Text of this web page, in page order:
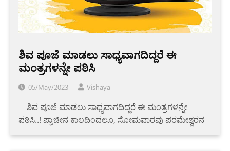
ಶಿವ ಪೂಜೆ ಮಾಡಲು ಸಾಧ್ಯವಾಗದಿದ್ದರೆ ಈ
ಮಂತ್ರಗಳನ್ನೇ ಪಠಿಸಿ
05/May/2023 Vishaya
‌ ‌ ‌ ‌ ‌ಶಿವ ಪೂಜೆ ಮಾಡಲು ಸಾಧ್ಯವಾಗದಿದ್ದರೆ ಈ ಮಂತ್ರಗಳನ್ನೇ
ಪಠಿಸಿ..! ಪ್ರಾಚೀನ ಕಾಲದಿಂದಲೂ, ಸೋಮವಾರವು ಪರಮೇಶ್ವರನ